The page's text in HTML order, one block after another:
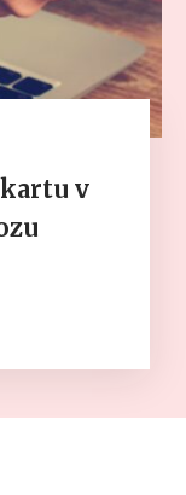
v